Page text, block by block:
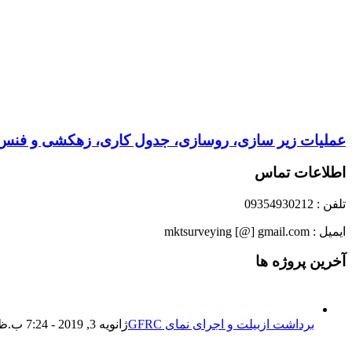
عملیات زیر سازی، روسازی، جدول کاری، زهکشی و
اطلاعات تماس
تلفن : 09354930212
ایمیل : mktsurveying [@] gmail.com
آخرین پروژه ها
برداشت ازبیلت و اجرای نمای GFRC ژانویه 3, 2019 - 7:24 ب.ظ